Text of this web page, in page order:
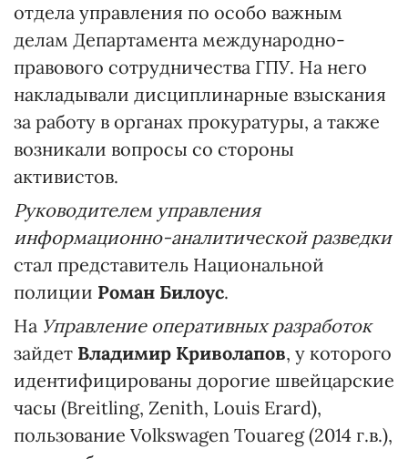
отдела управления по особо важным
делам Департамента международно-
правового сотрудничества ГПУ. На него
накладывали дисциплинарные взыскания
за работу в органах прокуратуры, а также
возникали вопросы со стороны
активистов.
Руководителем управления
информационно-аналитической разведки
стал представитель Национальной
полиции Роман Билоус.
На Управление оперативных разработок
зайдет Владимир Криволапов, у которого
идентифицированы дорогие швейцарские
часы (Breitling, Zenith, Louis Erard),
пользование Volkswagen Touareg (2014 г.в.),